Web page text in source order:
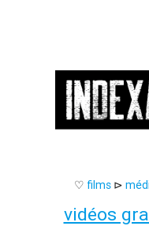
♡ films ⊳
vidéos